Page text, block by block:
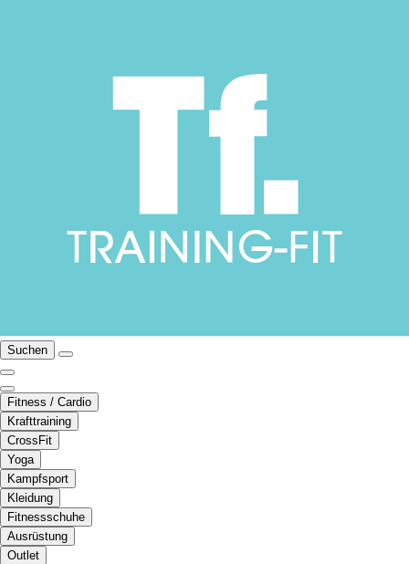
Suchen
Fitness / Cardio
Krafttraining
CrossFit
Yoga
Kampfsport
Kleidung
Fitnessschuhe
Ausrüstung
Outlet